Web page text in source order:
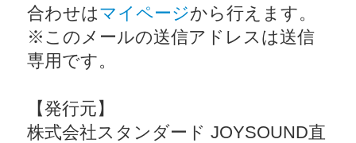
合わせはマイページから行えます。
※このメールの送信アドレスは送信
専用です。
【発行元】
株式会社スタンダード JOYSOUND直